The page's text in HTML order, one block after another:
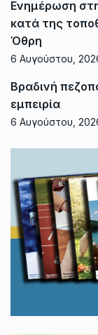
Ενημέρωση
κατά της
Όθρη
6 Αυγούστου,
Βραδινή
εμπειρία
6 Αυγούστου,